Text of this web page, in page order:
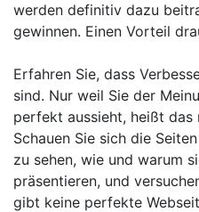
werden definitiv dazu
gewinnen. Einen Vorteil
Erfahren Sie, dass
sind. Nur weil Sie der
perfekt aussieht, heißt das
Schauen Sie sich die
zu sehen, wie und warum
präsentieren, und
gibt keine perfekte